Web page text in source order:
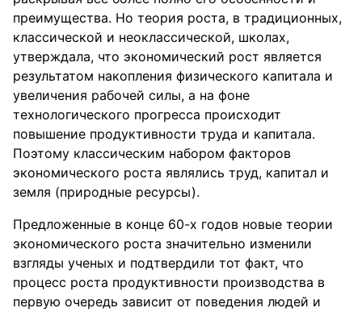
преимущества. Но теория роста, в традиционных,
классической и неоклассической, школах,
утверждала, что экономический рост является
результатом накопления физического капитала и
увеличения рабочей силы, а на фоне
технологического прогресса происходит
повышение продуктивности труда и капитала.
Поэтому классическим набором факторов
экономического роста являлись труд, капитал и
земля (природные ресурсы).
Предложенные в конце 60-х годов новые теории
экономического роста значительно изменили
взгляды ученых и подтвердили тот факт, что
процесс роста продуктивности производства в
первую очередь зависит от поведения людей и